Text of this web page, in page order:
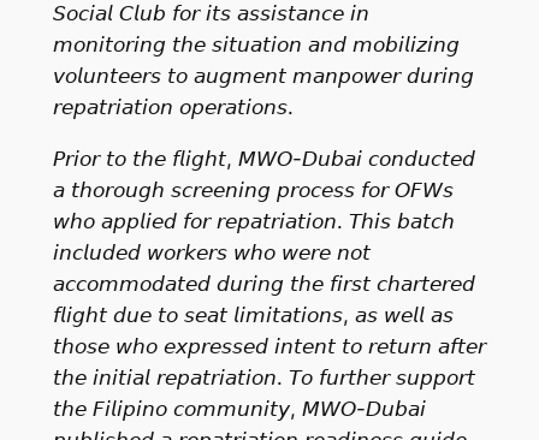
𝘚𝘰𝘤𝘪𝘢𝘭 𝘊𝘭𝘶𝘣 𝘧𝘰𝘳 𝘪𝘵𝘴 𝘢𝘴𝘴𝘪𝘴𝘵𝘢𝘯𝘤𝘦 𝘪𝘯
𝘮𝘰𝘯𝘪𝘵𝘰𝘳𝘪𝘯𝘨 𝘵𝘩𝘦 𝘴𝘪𝘵𝘶𝘢𝘵𝘪𝘰𝘯 𝘢𝘯𝘥 𝘮𝘰𝘣𝘪𝘭𝘪𝘻𝘪𝘯𝘨
𝘷𝘰𝘭𝘶𝘯𝘵𝘦𝘦𝘳𝘴 𝘵𝘰 𝘢𝘶𝘨𝘮𝘦𝘯𝘵 𝘮𝘢𝘯𝘱𝘰𝘸𝘦𝘳 𝘥𝘶𝘳𝘪𝘯𝘨
𝘳𝘦𝘱𝘢𝘵𝘳𝘪𝘢𝘵𝘪𝘰𝘯 𝘰𝘱𝘦𝘳𝘢𝘵𝘪𝘰𝘯𝘴.
𝘗𝘳𝘪𝘰𝘳 𝘵𝘰 𝘵𝘩𝘦 𝘧𝘭𝘪𝘨𝘩𝘵, 𝘔𝘞𝘖-𝘋𝘶𝘣𝘢𝘪 𝘤𝘰𝘯𝘥𝘶𝘤𝘵𝘦𝘥
𝘢 𝘵𝘩𝘰𝘳𝘰𝘶𝘨𝘩 𝘴𝘤𝘳𝘦𝘦𝘯𝘪𝘯𝘨 𝘱𝘳𝘰𝘤𝘦𝘴𝘴 𝘧𝘰𝘳 𝘖𝘍𝘞𝘴
𝘸𝘩𝘰 𝘢𝘱𝘱𝘭𝘪𝘦𝘥 𝘧𝘰𝘳 𝘳𝘦𝘱𝘢𝘵𝘳𝘪𝘢𝘵𝘪𝘰𝘯. 𝘛𝘩𝘪𝘴 𝘣𝘢𝘵𝘤𝘩
𝘪𝘯𝘤𝘭𝘶𝘥𝘦𝘥 𝘸𝘰𝘳𝘬𝘦𝘳𝘴 𝘸𝘩𝘰 𝘸𝘦𝘳𝘦 𝘯𝘰𝘵
𝘢𝘤𝘤𝘰𝘮𝘮𝘰𝘥𝘢𝘵𝘦𝘥 𝘥𝘶𝘳𝘪𝘯𝘨 𝘵𝘩𝘦 𝘧𝘪𝘳𝘴𝘵 𝘤𝘩𝘢𝘳𝘵𝘦𝘳𝘦𝘥
𝘧𝘭𝘪𝘨𝘩𝘵 𝘥𝘶𝘦 𝘵𝘰 𝘴𝘦𝘢𝘵 𝘭𝘪𝘮𝘪𝘵𝘢𝘵𝘪𝘰𝘯𝘴, 𝘢𝘴 𝘸𝘦𝘭𝘭 𝘢𝘴
𝘵𝘩𝘰𝘴𝘦 𝘸𝘩𝘰 𝘦𝘹𝘱𝘳𝘦𝘴𝘴𝘦𝘥 𝘪𝘯𝘵𝘦𝘯𝘵 𝘵𝘰 𝘳𝘦𝘵𝘶𝘳𝘯 𝘢𝘧𝘵𝘦𝘳
𝘵𝘩𝘦 𝘪𝘯𝘪𝘵𝘪𝘢𝘭 𝘳𝘦𝘱𝘢𝘵𝘳𝘪𝘢𝘵𝘪𝘰𝘯. 𝘛𝘰 𝘧𝘶𝘳𝘵𝘩𝘦𝘳 𝘴𝘶𝘱𝘱𝘰𝘳𝘵
𝘵𝘩𝘦 𝘍𝘪𝘭𝘪𝘱𝘪𝘯𝘰 𝘤𝘰𝘮𝘮𝘶𝘯𝘪𝘵𝘺, 𝘔𝘞𝘖-𝘋𝘶𝘣𝘢𝘪